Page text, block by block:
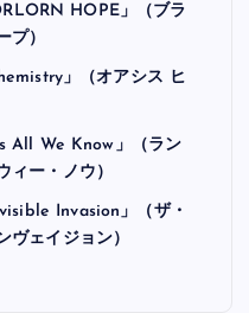
HOPE」（ブラ
プ）
」（オアシス ヒ
All We Know」（ラン
ィー・ノウ）
Invasion」（ザ・
ヴェイジョン）